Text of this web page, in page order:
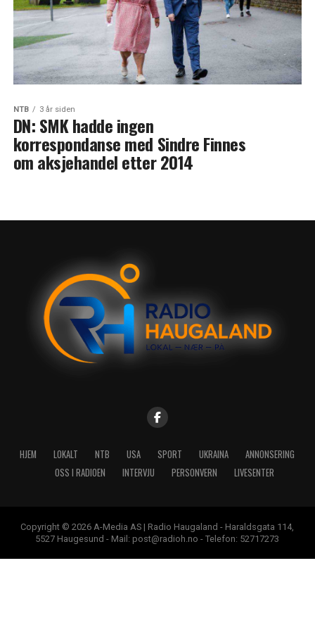
NTB 3 år siden
DN: SMK hadde ingen
korrespondanse med Sindre Finnes
om aksjehandel etter 2014
HJEM LOKALT NTB USA SPORT UKRAINA
ANNONSERING
OSS I RADIOEN
INTERVJU PERSONVERN LIVESENTER
Copyright © 2026 A-Media AS | Radio Haugaland - Haraldsgata 114,
5527 Haugesund - Mail: post@radioh.no - Telefon: 52717273